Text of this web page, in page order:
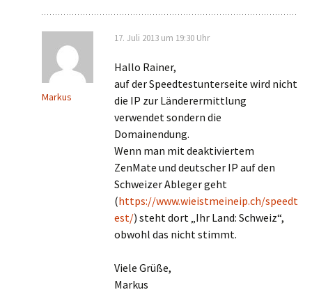
Markus
17. Juli 2013 um 19:30 Uhr
Hallo Rainer,
auf der Speedtestunterseite wird nicht
die IP zur Länderermittlung
verwendet sondern die
Domainendung.
Wenn man mit deaktiviertem
ZenMate und deutscher IP auf den
Schweizer Ableger geht
(https://www.wieistmeineip.ch/speedt
est/) steht dort „Ihr Land: Schweiz“,
obwohl das nicht stimmt.
Viele Grüße,
Markus